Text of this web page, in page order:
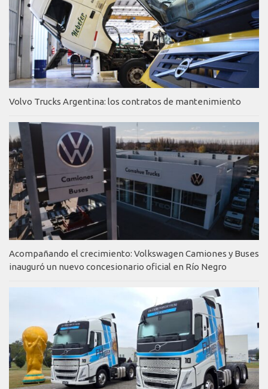
Volvo Trucks Argentina: los contratos de mantenimiento
Acompañando el crecimiento: Volkswagen Camiones y Buses
inauguró un nuevo concesionario oficial en Río Negro